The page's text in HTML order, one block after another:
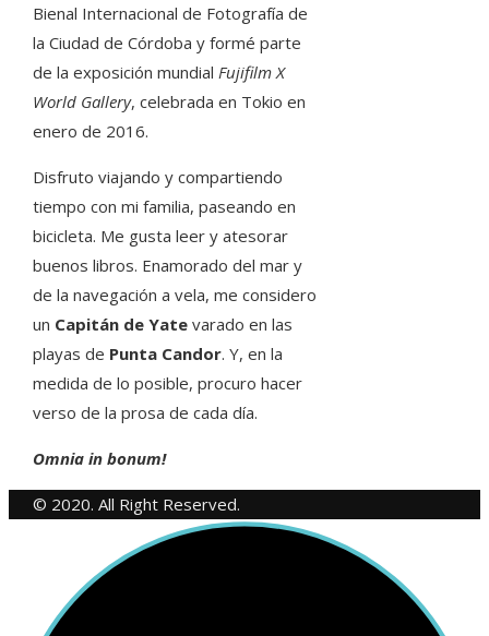
Bienal Internacional de Fotografía de
la Ciudad de Córdoba y formé parte
de la exposición mundial Fujifilm X
World Gallery, celebrada en Tokio en
enero de 2016.
Disfruto viajando y compartiendo
tiempo con mi familia, paseando en
bicicleta. Me gusta leer y atesorar
buenos libros. Enamorado del mar y
de la navegación a vela, me considero
un Capitán de Yatevarado en las
playas de Punta Candor. Y, en la
medida de lo posible, procuro hacer
verso de la prosa de cada día.
Omnia in bonum!
© 2020. All Right Reserved.